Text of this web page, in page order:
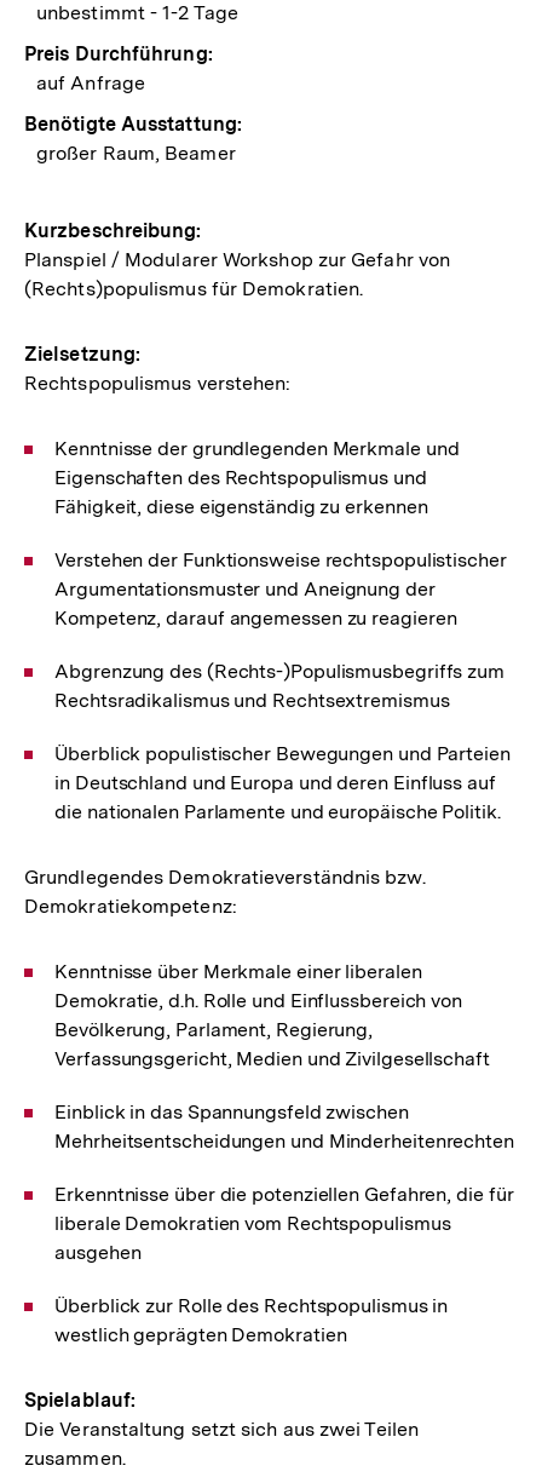
unbestimmt - 1-2 Tage
Preis Durchführung:
auf Anfrage
Benötigte Ausstattung:
großer Raum, Beamer
Kurzbeschreibung:
Planspiel / Modularer Workshop zur Gefahr von
(Rechts)populismus für Demokratien.
Zielsetzung:
Rechtspopulismus verstehen:
Kenntnisse der grundlegenden Merkmale und
Eigenschaften des Rechtspopulismus und
Fähigkeit, diese eigenständig zu erkennen
Verstehen der Funktionsweise rechtspopulistischer
Argumentationsmuster und Aneignung der
Kompetenz, darauf angemessen zu reagieren
Abgrenzung des (Rechts-)Populismusbegriffs zum
Rechtsradikalismus und Rechtsextremismus
Überblick populistischer Bewegungen und Parteien
in Deutschland und Europa und deren Einfluss auf
die nationalen Parlamente und europäische Politik.
Grundlegendes Demokratieverständnis bzw.
Demokratiekompetenz:
Kenntnisse über Merkmale einer liberalen
Demokratie, d.h. Rolle und Einflussbereich von
Bevölkerung, Parlament, Regierung,
Verfassungsgericht, Medien und Zivilgesellschaft
Einblick in das Spannungsfeld zwischen
Mehrheitsentscheidungen und Minderheitenrechten
Erkenntnisse über die potenziellen Gefahren, die für
liberale Demokratien vom Rechtspopulismus
ausgehen
Überblick zur Rolle des Rechtspopulismus in
westlich geprägten Demokratien
Spielablauf:
Die Veranstaltung setzt sich aus zwei Teilen
zusammen.